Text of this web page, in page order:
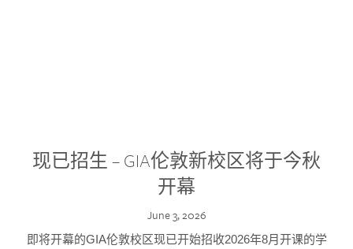
现已招生 – GIA伦敦新校区将于今秋
开幕
June 3, 2026
即将开幕的GIA伦敦校区现已开始招收2026年8月开课的学